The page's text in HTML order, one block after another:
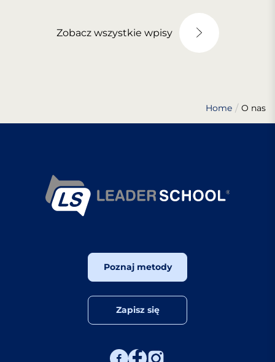
Zobacz wszystkie wpisy
Home O nas
Poznaj metody
Zapisz się